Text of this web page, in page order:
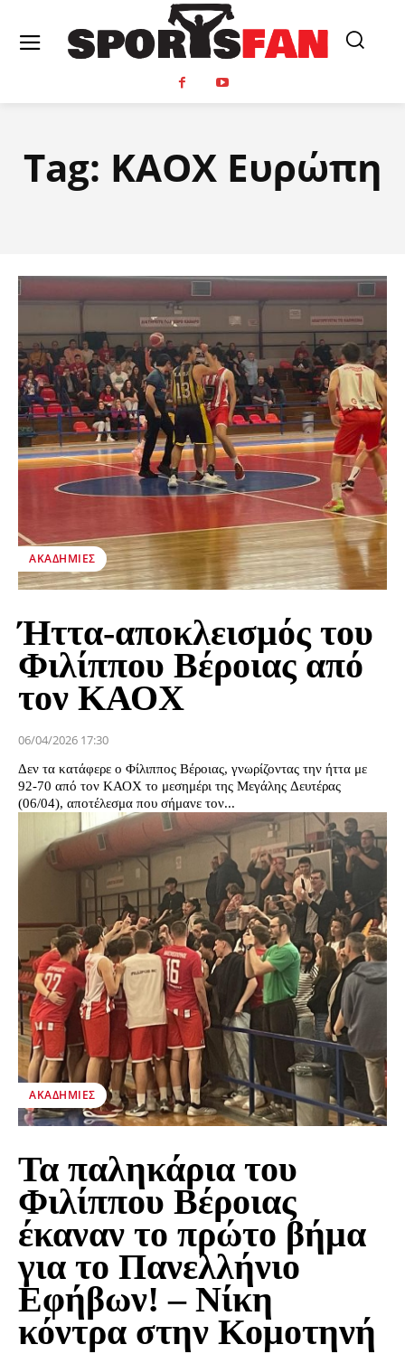
Tag: ΚΑΟΧ Ευρώπη
ΑΚΑΔΗΜΊΕΣ
Ήττα-αποκλεισμός του
Φιλίππου Βέροιας από
τον ΚΑΟΧ
06/04/2026 17:30
Δεν τα κατάφερε ο Φίλιππος Βέροιας, γνωρίζοντας την ήττα με
92-70 από τον ΚΑΟΧ το μεσημέρι της Μεγάλης Δευτέρας
(06/04), αποτέλεσμα που σήμανε τον...
ΑΚΑΔΗΜΊΕΣ
Τα παληκάρια του
Φιλίππου Βέροιας
έκαναν το πρώτο βήμα
για το Πανελλήνιο
Εφήβων! – Νίκη
κόντρα στην Κομοτηνή